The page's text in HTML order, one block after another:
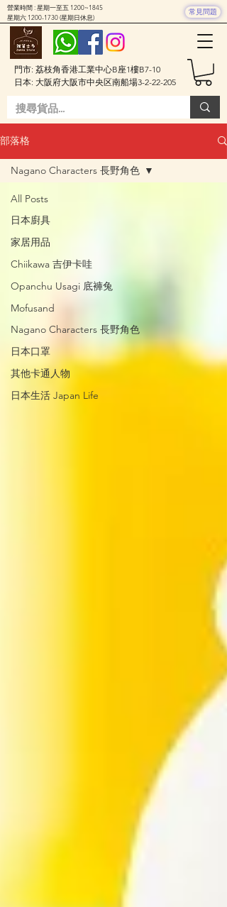
門市: 荔枝角香港工業中心B座1樓B7-10
日本: 大阪府大阪市中央区南船場3-2-22-205
營業時間 : 星期一至五 1200~1845
星期六 1200-1730(星期日休息)
常見問題
部落格
All Posts
日本廚具
家居用品
Chiikawa 吉伊卡哇
Opanchu Usagi 底褲兔
Mofusand
Nagano Characters 長野角色
日本口罩
其他卡通人物
日本生活 Japan Life
Nagano Characters 長野角色